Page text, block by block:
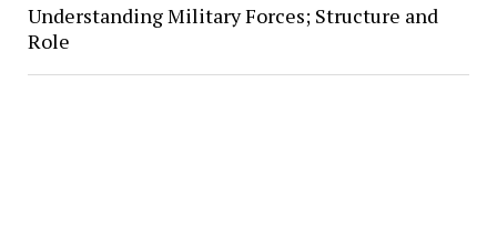
Understanding Military Forces; Structure and
Role